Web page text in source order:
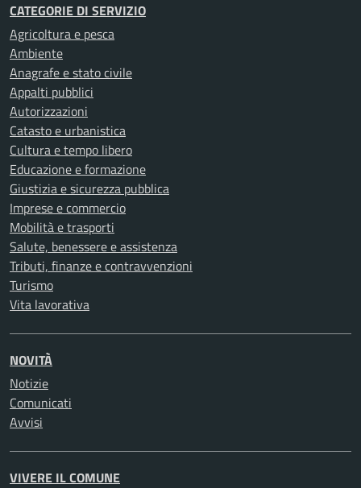
CATEGORIE DI SERVIZIO
Agricoltura e pesca
Ambiente
Anagrafe e stato civile
Appalti pubblici
Autorizzazioni
Catasto e urbanistica
Cultura e tempo libero
Educazione e formazione
Giustizia e sicurezza pubblica
Imprese e commercio
Mobilità e trasporti
Salute, benessere e assistenza
Tributi, finanze e contravvenzioni
Turismo
Vita lavorativa
NOVITÀ
Notizie
Comunicati
Avvisi
VIVERE IL COMUNE